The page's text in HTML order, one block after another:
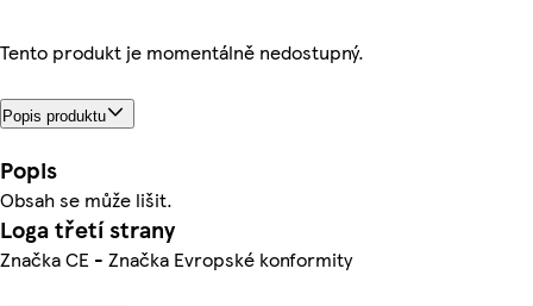
Tento produkt je momentálně nedostupný.
Popis produktu
Popis
Obsah se může lišit.
Loga třetí strany
Značka CE - Značka Evropské konformity